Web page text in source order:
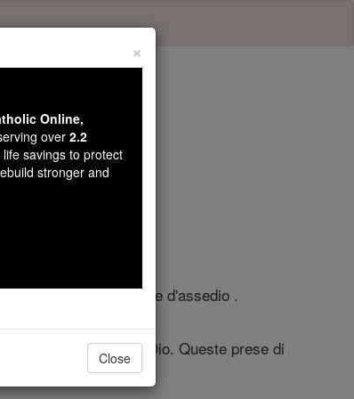
e la cinse d'assedio .
al Tempio di Dio. Queste prese di
×
Online,
over2.2
savings to protect
stronger and
Close